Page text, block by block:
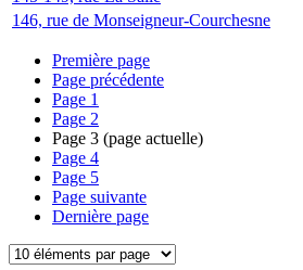
146, rue de Monseigneur-Courchesne
Première page
Page précédente
Page 1
Page 2
Page 3 (page actuelle)
Page 4
Page 5
Page suivante
Dernière page